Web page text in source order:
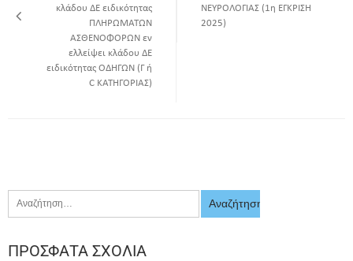
κλάδου ΔΕ ειδικότητας
ΠΛΗΡΩΜΑΤΩΝ
ΑΣΘΕΝΟΦΟΡΩΝ εν
ελλείψει κλάδου ΔΕ
ειδικότητας ΟΔΗΓΩΝ (Γ ή
C ΚΑΤΗΓΟΡΙΑΣ)
ΝΕΥΡΟΛΟΓΙΑΣ (1η ΕΓΚΡΙΣΗ
2025)
ΠΡΌΣΦΑΤΑ ΣΧΌΛΙΑ